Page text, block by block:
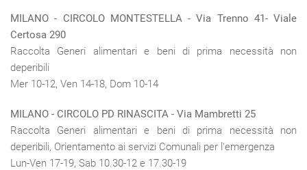
MILANO - CIRCOLO MONTESTELLA- Via Trenno 41- Viale
Certosa 290
Raccolta Generi alimentari e beni di prima necessità non
deperibili
Mer 10-12, Ven 14-18, Dom 10-14
MILANO - CIRCOLO PD RINASCITA - Via Mambretti 25
Raccolta Generi alimentari e beni di prima necessità non
deperibili, Orientamento ai servizi Comunali per l'emergenza
Lun-Ven 17-19, Sab 10.30-12 e 17.30-19